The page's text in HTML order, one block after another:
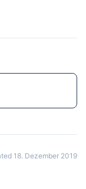
18. Dezember 2019